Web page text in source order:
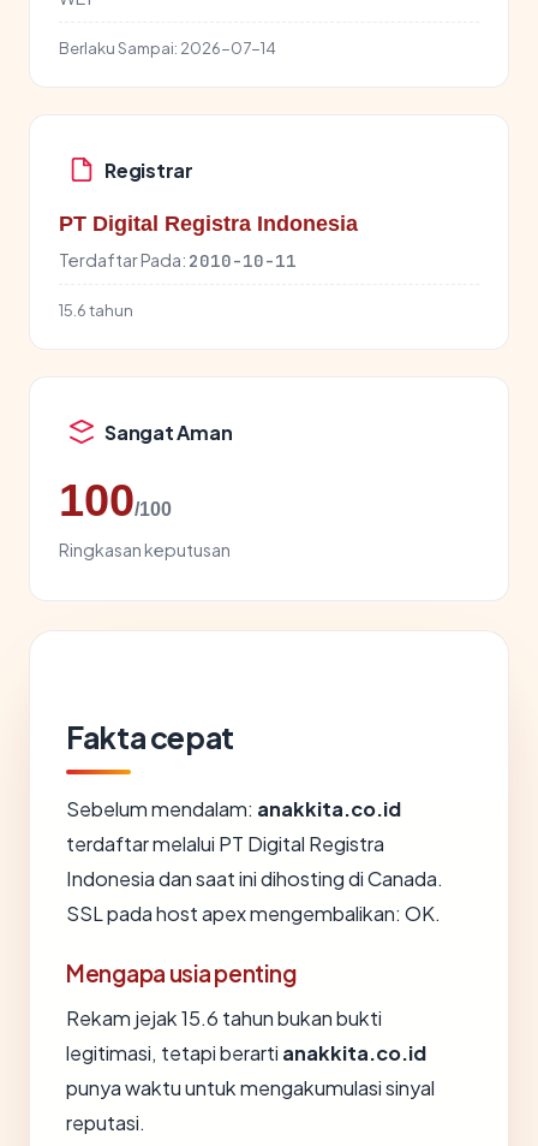
Berlaku Sampai: 2026-07-14
Registrar
PT Digital Registra Indonesia
Terdaftar Pada: 2010-10-11
15.6 tahun
Sangat Aman
100/100
Ringkasan keputusan
Fakta cepat
Sebelum mendalam: anakkita.co.id
terdaftar melalui PT Digital Registra
Indonesia dan saat ini dihosting di Canada.
SSL pada host apex mengembalikan: OK.
Mengapa usia penting
Rekam jejak 15.6 tahun bukan bukti
legitimasi, tetapi berarti anakkita.co.id
punya waktu untuk mengakumulasi sinyal
reputasi.